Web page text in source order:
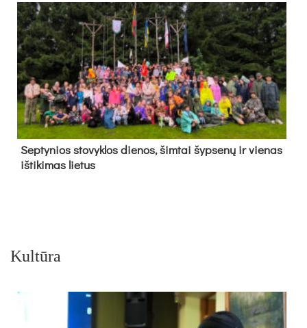
Sep­ty­nios sto­vyk­los die­nos, šim­tai šyp­se­nų ir vie­nas
iš­ti­ki­mas lie­tus
Kultūra